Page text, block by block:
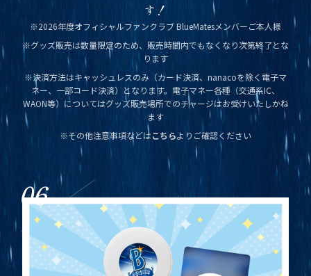
す！
※2026年度オフィシャルファンクラブ BlueMatesメンバーご本人様
※グッズ販売は数量限定のため、販売時間内でもなくなり次第終了とな
ります
※決済方法はキャッシュレスのみ（カード決済、nanacoを除く電子マ
ネー、一部コード決済）となります。電子マネー各種（交通系IC、
WAON等）についてはグッズ販売場所でのチャージはお受けいたしかね
ます
※その他注意事項などはこちらよりご確認ください
06